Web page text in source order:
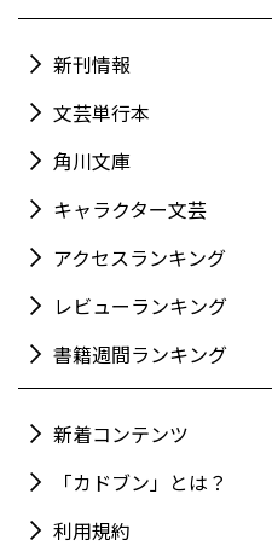
新刊情報
文芸単行本
角川文庫
キャラクター文芸
アクセスランキング
レビューランキング
書籍週間ランキング
新着コンテンツ
「カドブン」とは？
利用規約